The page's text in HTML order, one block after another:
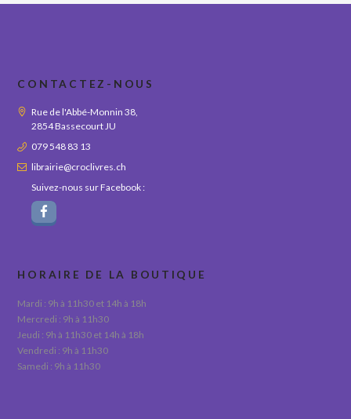
CONTACTEZ-NOUS
Rue de l'Abbé-Monnin 38,
2854 Bassecourt JU
079 548 83 13
librairie@croclivres.ch
Suivez-nous sur Facebook :
HORAIRE DE LA BOUTIQUE
Mardi : 9h à 11h30 et 14h à 18h
Mercredi : 9h à 11h30
Jeudi : 9h à 11h30 et 14h à 18h
Vendredi : 9h à 11h30
Samedi : 9h à 11h30